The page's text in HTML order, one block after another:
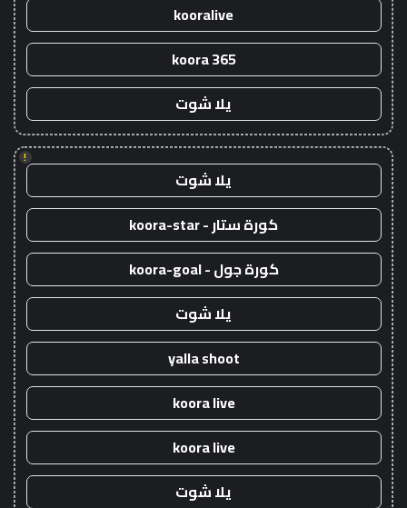
kooralive
koora 365
يلا شوت
!
يلا شوت
كورة ستار - koora-star
كورة جول - koora-goal
يلا شوت
yalla shoot
koora live
koora live
يلا شوت